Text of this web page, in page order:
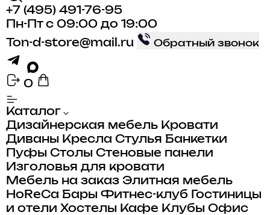
+7 (495) 491-76-95
Пн-Пт с 09:00 до 19:00
Ton-d-store@mail.ru
Обратный звонок
0
Каталог
Дизайнерская мебель Кровати
Диваны Кресла Стулья Банкетки
Пуфы Столы Стеновые панели
Изголовья для кровати
Мебель на заказ Элитная мебель
HoReCa Бары Фитнес-клуб
Гостиницы
и отели Хостелы Кафе Клубы Офис